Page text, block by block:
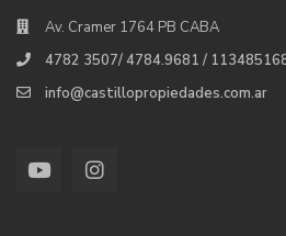
Av. Cramer 1764 PB CABA
4782 3507/ 4784.9681 /
info@castillopropiedades.com.ar